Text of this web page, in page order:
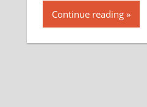
Continue reading